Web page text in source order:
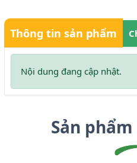
Thông tin sản phẩm
Nội dung đang cập nhật.
Sản